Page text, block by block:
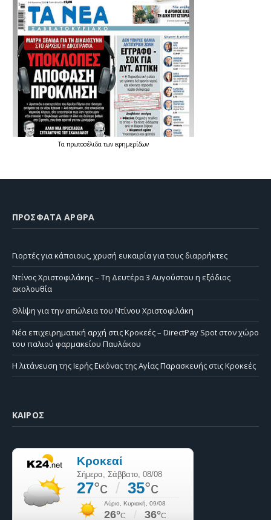
Τα πρωτοσέλιδατων εφημερίδων
ΠΡΌΣΦΑΤΑ ΆΡΘΡΑ
Γιορτές για κάποιους, χρυσή ευκαιρία για τους διαρρήκτες
Ντίνος Χριστοφιλάκης – Τη Δευτέρα 3 Αυγούστου η εξόδιος
ακολουθία
Θλίψη για την απώλεια του Ντίνου Χριστοφιλάκη
Νέα επιχειρηματική αρχή στις Κροκεές – DirectPay Spot στον χώρο
του παλιού φαρμακείου Παυλάκου
Η λιτάνευση της Ιερής Εικόνας της Αγίας Παρασκευής στις Κροκεές
ΚΑΙΡΌΣ